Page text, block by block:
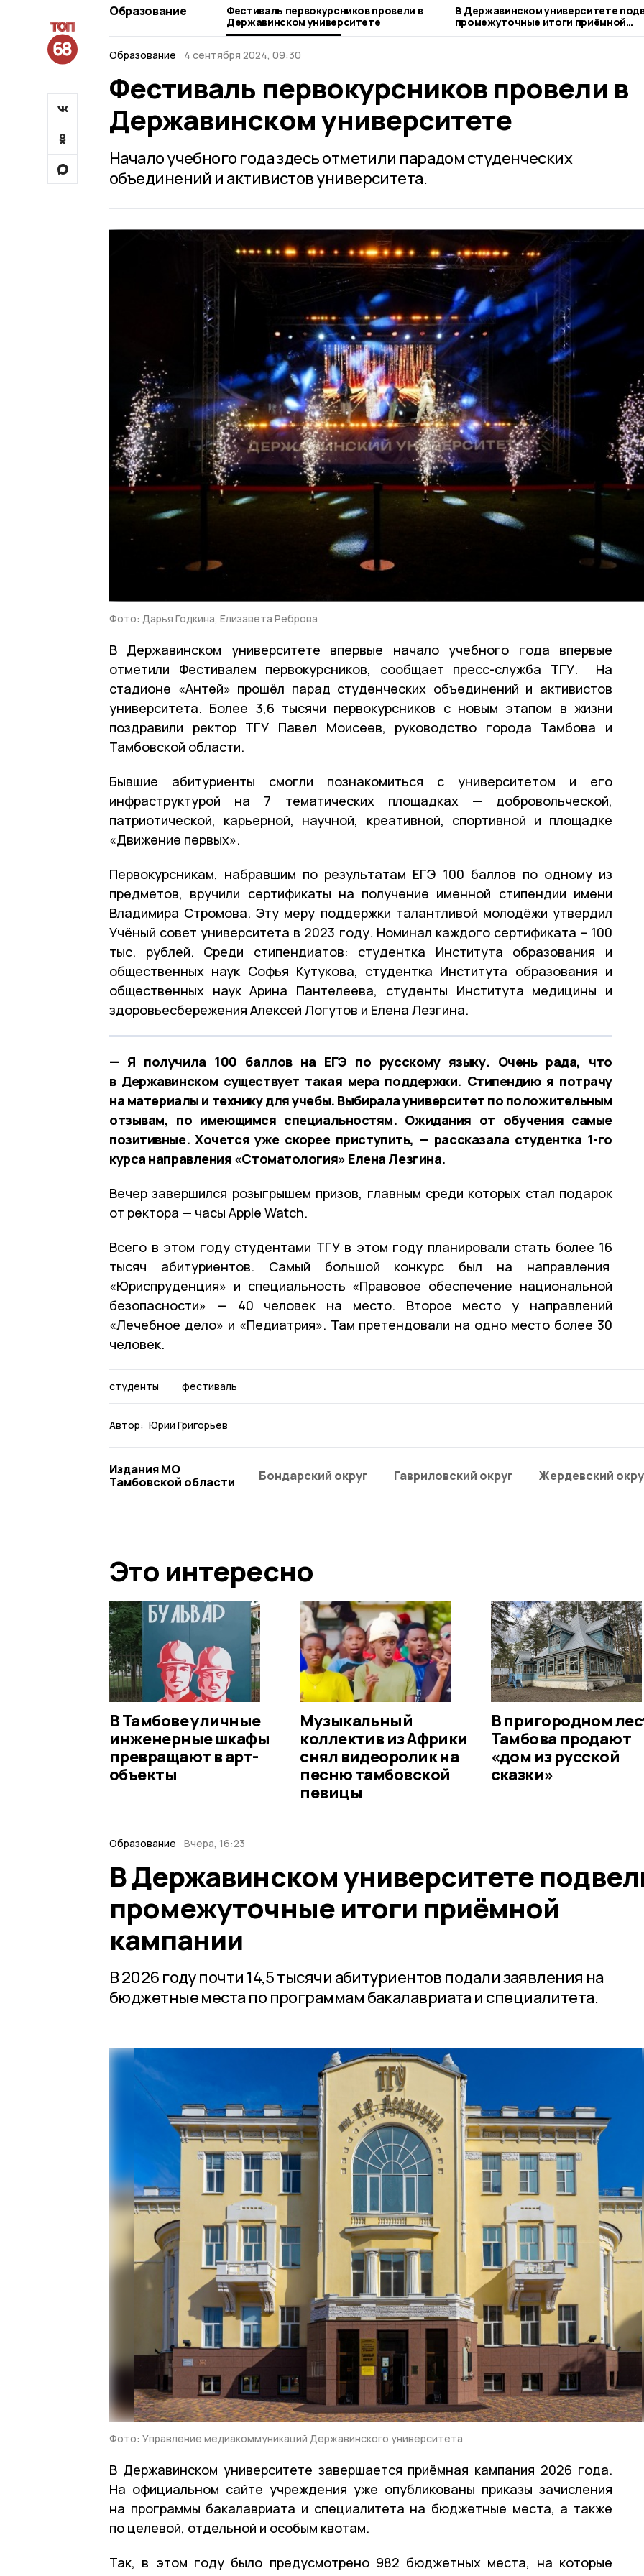
Образование
Фестиваль первокурсников провели в
Державинском университете
В Державинском университете
промежуточные итоги приёмной
кампании
Образование
4 сентября 2024, 09:30
Фестиваль первокурсников провели в
Державинском университете
Начало учебного года здесь отметили парадом студенческих
объединений и активистов университета.
Фото: Дарья Годкина, Елизавета Реброва
В Державинском университете впервые начало учебного года впервые
отметили Фестивалем первокурсников, сообщает пресс-служба ТГУ. На
стадионе «Антей» прошёл парад студенческих объединений и активистов
университета. Более 3,6 тысячи первокурсников с новым этапом в жизни
поздравили ректор ТГУ Павел Моисеев, руководство города Тамбова и
Тамбовской области.
Бывшие абитуриенты смогли познакомиться с университетом и его
инфраструктурой на 7 тематических площадках — добровольческой,
патриотической, карьерной, научной, креативной, спортивной и площадке
«Движение первых».
Первокурсникам, набравшим по результатам ЕГЭ 100 баллов по одному из
предметов, вручили сертификаты на получение именной стипендии имени
Владимира Стромова. Эту меру поддержки талантливой молодёжи утвердил
Учёный совет университета в 2023 году. Номинал каждого сертификата – 100
тыс. рублей. Среди стипендиатов: студентка Института образования и
общественных наук Софья Кутукова, студентка Института образования и
общественных наук Арина Пантелеева, студенты Института медицины и
здоровьесбережения Алексей Логутов и Елена Лезгина.
— Я получила 100 баллов на ЕГЭ по русскому языку. Очень рада, что
в Державинском существует такая мера поддержки. Стипендию я потрачу
на материалы и технику для учебы. Выбирала университет по положительным
отзывам, по имеющимся специальностям. Ожидания от обучения самые
позитивные. Хочется уже скорее приступить, — рассказала студентка 1-го
курса направления «Стоматология» Елена Лезгина.
Вечер завершился розыгрышем призов, главным среди которых стал подарок
от ректора — часы Apple Watch.
Всего в этом году студентами ТГУ в этом году планировали стать более 16
тысяч абитуриентов. Самый большой конкурс был на направления
«Юриспруденция» и специальность «Правовое обеспечение национальной
безопасности» — 40 человек на место. Второе место у направлений
«Лечебное дело» и «Педиатрия». Там претендовали на одно место более 30
человек.
студенты фестиваль
Автор: Юрий Григорьев
Издания МО
Тамбовской области
Бондарский округ Гавриловский округ Жердевский
Это интересно
В Тамбове уличные
инженерные шкафы
превращают в арт-
объекты
Музыкальный
коллектив из Африки
снял видеоролик на
песню тамбовской
певицы
В пригородном
Тамбова продают
«дом из русской
сказки»
Образование Вчера, 16:23
В Державинском университете
промежуточные итоги приёмной
кампании
В 2026 году почти 14,5 тысячи абитуриентов подали заявления на
бюджетные места по программам бакалавриата и специалитета.
Фото: Управление медиакоммуникаций Державинского университета
В Державинском университете завершается приёмная кампания 2026 года.
На официальном сайте учреждения уже опубликованы приказы зачисления
на программы бакалавриата и специалитета на бюджетные места, а также
по целевой, отдельной и особым квотам.
Так, в этом году было предусмотрено 982 бюджетных места, на которые